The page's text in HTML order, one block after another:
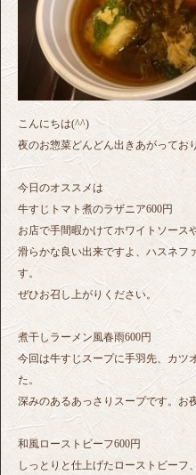
こんにちは(^^)
夜のお惣菜どんどん出きあがってお
今日のオススメは
牛すじトマト煮のラザニア600円
お店で手間暇かけてホワイトソース
滑らかな良い出来ですよ、ハスネフ
す。
ぜひお召し上がりください。
煮干しラーメン風春雨600円
今回は牛すじスープに手羽先、カツ
た。
深みのあるあっさりスープです。お
和風ローストビーフ600円
しっとりと仕上げたローストビーフ